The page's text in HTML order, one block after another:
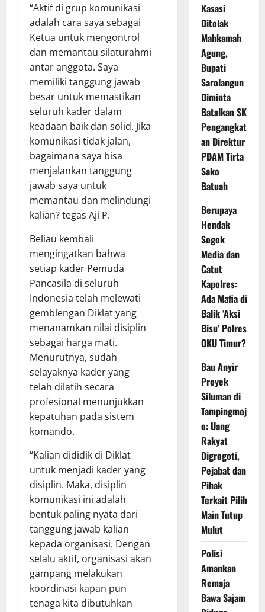
“Aktif di grup komunikasi
adalah cara saya sebagai
Ketua untuk mengontrol
dan memantau silaturahmi
antar anggota. Saya
memiliki tanggung jawab
besar untuk memastikan
seluruh kader dalam
keadaan baik dan solid. Jika
komunikasi tidak jalan,
bagaimana saya bisa
menjalankan tanggung
jawab saya untuk
memantau dan melindungi
kalian? tegas Aji P.
Beliau kembali
mengingatkan bahwa
setiap kader Pemuda
Pancasila di seluruh
Indonesia telah melewati
gemblengan Diklat yang
menanamkan nilai disiplin
sebagai harga mati.
Menurutnya, sudah
selayaknya kader yang
telah dilatih secara
profesional menunjukkan
kepatuhan pada sistem
komando.
“Kalian dididik di Diklat
untuk menjadi kader yang
disiplin. Maka, disiplin
komunikasi ini adalah
bentuk paling nyata dari
tanggung jawab kalian
kepada organisasi. Dengan
selalu aktif, organisasi akan
gampang melakukan
koordinasi kapan pun
tenaga kita dibutuhkan
Kasasi
Ditolak
Mahkamah
Agung,
Bupati
Sarolangun
Diminta
Batalkan SK
Pengangkat
an Direktur
PDAM Tirta
Sako
Batuah
Berupaya
Hendak
Sogok
Media dan
Catut
Kapolres:
Ada Mafia di
Balik ‘Aksi
Bisu’ Polres
OKU Timur?
Bau Anyir
Proyek
Siluman di
Tampingmoj
o: Uang
Rakyat
Digrogoti,
Pejabat dan
Pihak
Terkait Pilih
Main Tutup
Mulut
Polisi
Amankan
Remaja
Bawa Sajam